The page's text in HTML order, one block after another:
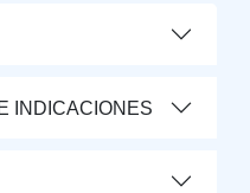
INDICACIONES